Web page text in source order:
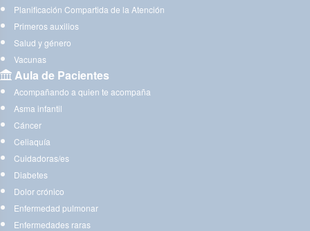
Planificación Compartida de la Atención
Primeros auxilios
Salud y género
Vacunas
Aula de Pacientes
Acompañando a quien te acompaña
Asma infantil
Cáncer
Celiaquía
Cuidadoras/es
Diabetes
Dolor crónico
Enfermedad pulmonar
Enfermedades raras